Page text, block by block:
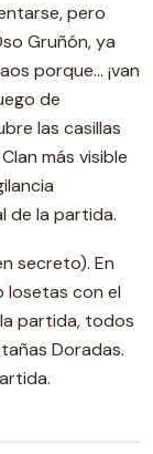
pero
Gruñón, ya
porque… ¡van
de
las casillas
más visible
de la partida.
secreto). En
losetas con el
partida, todos
Doradas.